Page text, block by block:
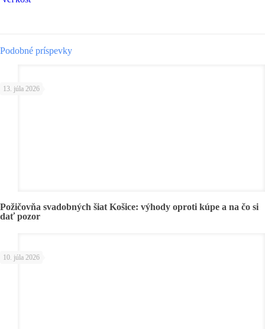
Podobné príspevky
13. júla 2026
Požičovňa svadobných šiat Košice: výhody oproti kúpe a na čo si
dať pozor
10. júla 2026